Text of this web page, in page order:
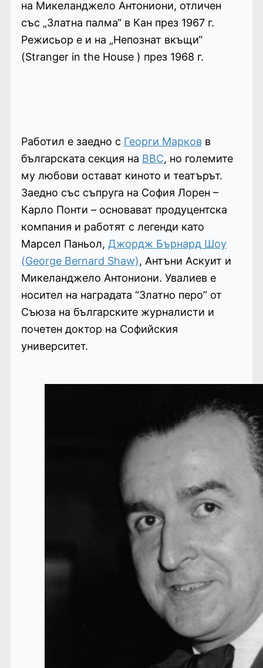
на Микеланджело Антониони, отличен
със „Златна палма“ в Кан през 1967 г.
Режисьор е и на „Непознат вкъщи“
(Stranger in the House ) през 1968 г.
Работил е заедно с Георги Марковв
българската секция на BBC, но големите
му любови остават киното и театърът.
Заедно със съпруга на София Лорен –
Карло Понти – основават продуцентска
компания и работят с легенди като
Марсел Паньол, Джордж Бърнард Шоу
(George Bernard Shaw), Антъни Аскуит и
Микеланджело Антониони. Увалиев е
носител на наградата “Златно перо” от
Съюза на българските журналисти и
почетен доктор на Софийския
университет.